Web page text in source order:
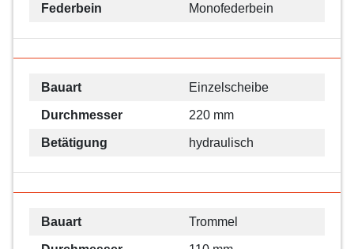
Federbein Monofederbein
Bauart Einzelscheibe
Durchmesser 220 mm
Betätigung hydraulisch
Bauart Trommel